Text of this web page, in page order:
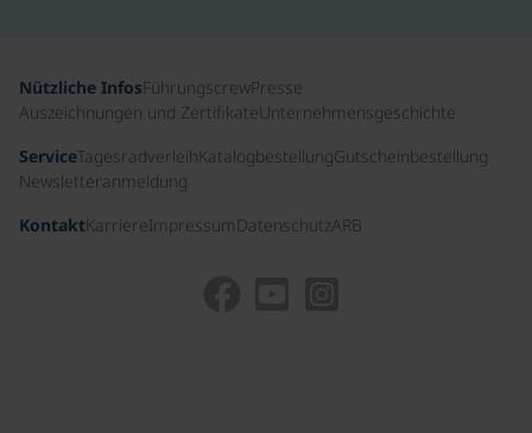
Nützliche InfosFührungscrewPresse
Auszeichnungen und ZertifikateUnternehmensgeschichte
ServiceTagesradverleihKatalogbestellungGutscheinbestellung
Newsletteranmeldung
KontaktKarriereImpressum DatenschutzARB